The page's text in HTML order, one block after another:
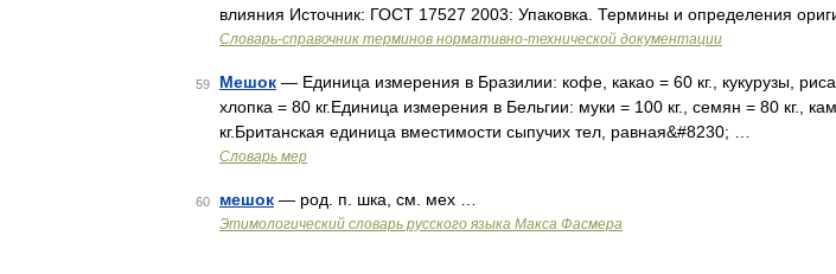
влияния Источник: ГОСТ 17527 2003: Упаковка. Термины и определения
Словарь-справочник терминов нормативно-технической документации
59 Мешок — Единица измерения в Бразилии: кофе, какао = 60 кг., кукурузы, риса
хлопка = 80 кг.Единица измерения в Бельгии: муки = 100 кг., семян = 80 кг.,
кг.Британская единица вместимости сыпучих тел, равная&#8230; …
Словарь мер
60 мешок — род. п. шка, см. мех …
Этимологический словарь русского языка Макса Фасмера